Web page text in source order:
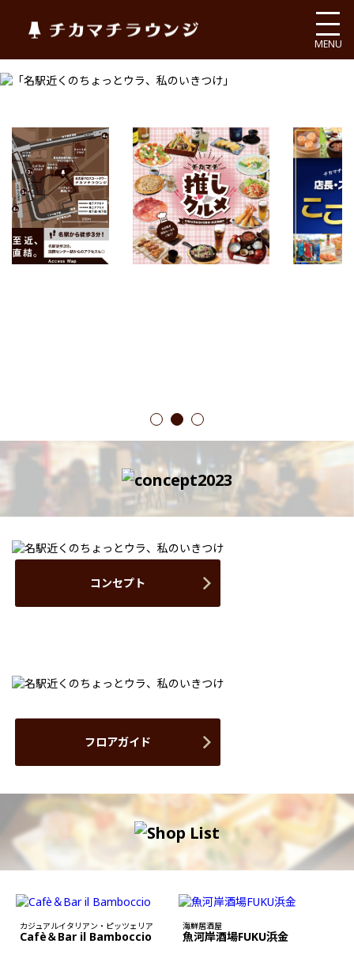
チカマチラウンジ
MENU
1 2 3
コンセプト
フロアガイド
カジュアルイタリアン・ピッツェリア
Cafè＆Bar il Bamboccio
海鮮居酒屋
魚河岸酒場FUKU浜金